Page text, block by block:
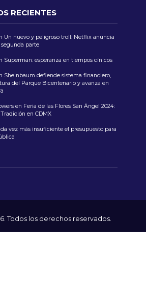
RECIENTES
Un nuevo y peligroso troll: Netflix anuncia
parte
Superman: esperanza en tiempos cínicos
Sheinbaum defiende sistema financiero,
del Parque Bicentenario y avanza en
en Feria de las Flores San Ángel 2024:
en CDMX
vez más insuficiente el presupuesto para
Todos los derechos reservados.
DE COOKIES